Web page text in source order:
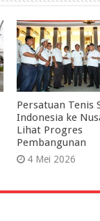
Persatuan Tenis
Indonesia ke
Lihat Progres
Pembangunan
4 Mei 2026